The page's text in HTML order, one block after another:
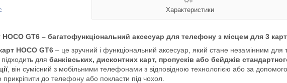
Характеристики
GT6 – багатофункціональний аксесуар для телефону з місцем для 3
HOCO GT6 – це зручний і функціональний аксесуар, який стане незамінним для
підходить для банківських, дисконтних карт, пропусків або бейджів
, він сумісний з мобільними телефонами з відповідною технологією або за
до телефону або покласти під чохол.